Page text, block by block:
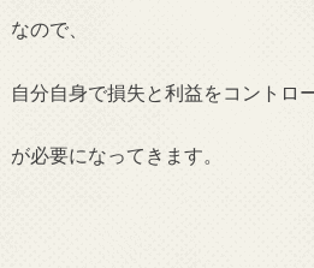
なので、
自分自身で損失と利益をコントロ
が必要になってきます。